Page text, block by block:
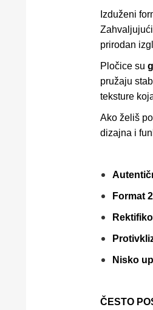
Izduženi
Zahvaljujući
prirodan
Pločice su
pružaju
teksture
Ako želiš
dizajna i
Format
Nisko
ČESTO